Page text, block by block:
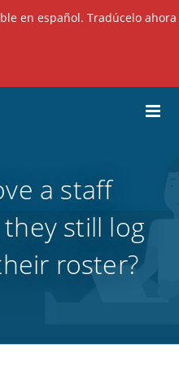
en español. Tradúcelo ahora
a staff
still log
roster?